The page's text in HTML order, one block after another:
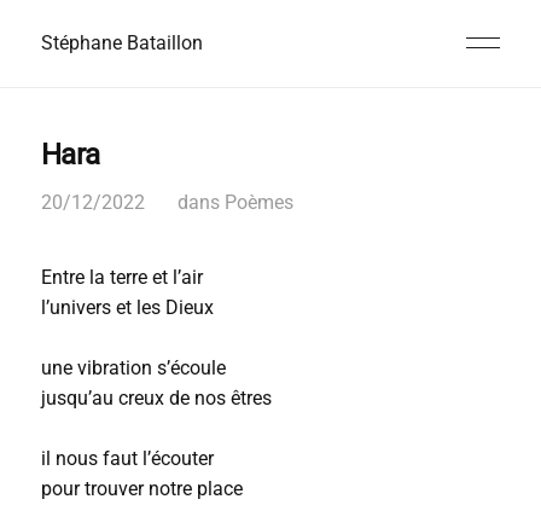
Stéphane Bataillon
Hara
20/12/2022 dans Poèmes
Entre la terre et l’air
l’univers et les Dieux
une vibration s’écoule
jusqu’au creux de nos êtres
il nous faut l’écouter
pour trouver notre place